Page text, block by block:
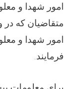
امور شهدا و
متقاضیان که در
امور شهدا و
فرمایند.